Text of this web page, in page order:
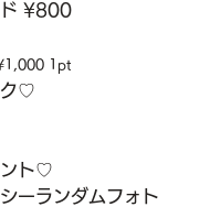
ド ¥800
1pt
ク♡
ト♡
ーランダムフォト